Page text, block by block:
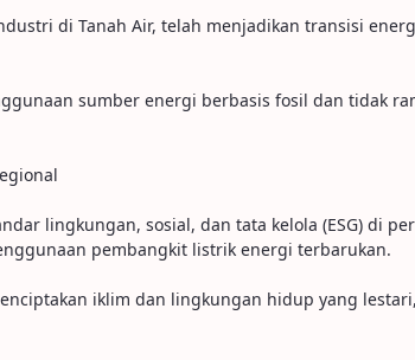
di Tanah Air, telah menjadikan transisi
sumber energi berbasis fosil dan tidak
lingkungan, sosial, dan tata kelola (ESG) di
pembangkit listrik energi terbarukan.
iklim dan lingkungan hidup yang